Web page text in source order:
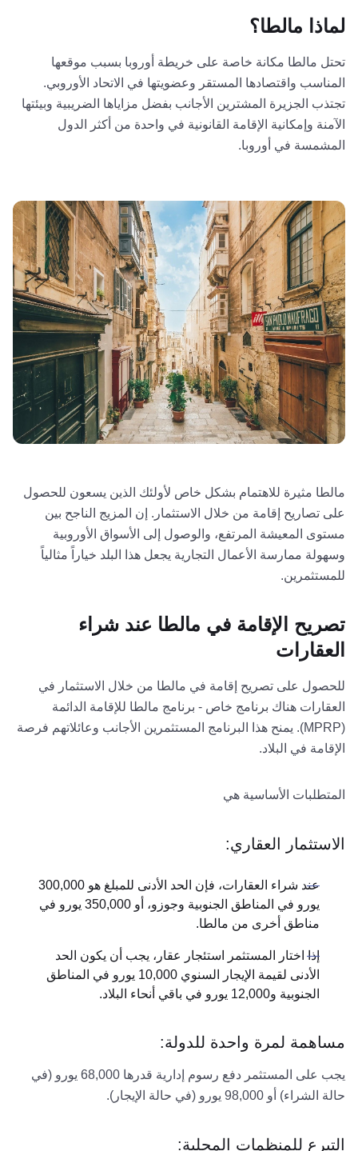
لماذا مالطا؟
تحتل مالطا مكانة خاصة على خريطة أوروبا بسبب موقعها
المناسب واقتصادها المستقر وعضويتها في الاتحاد الأوروبي.
تجتذب الجزيرة المشترين الأجانب بفضل مزاياها الضريبية وبيئتها
الآمنة وإمكانية الإقامة القانونية في واحدة من أكثر الدول
المشمسة في أوروبا.
مالطا مثيرة للاهتمام بشكل خاص لأولئك الذين يسعون للحصول
على تصاريح إقامة من خلال الاستثمار. إن المزيج الناجح بين
مستوى المعيشة المرتفع، والوصول إلى الأسواق الأوروبية
وسهولة ممارسة الأعمال التجارية يجعل هذا البلد خياراً مثالياً
للمستثمرين.
تصريح الإقامة في مالطا عند شراء
العقارات
للحصول على تصريح إقامة في مالطا من خلال الاستثمار في
العقارات هناك برنامج خاص - برنامج مالطا للإقامة الدائمة
(MPRP). يمنح هذا البرنامج المستثمرين الأجانب وعائلاتهم فرصة
الإقامة في البلاد.
المتطلبات الأساسية هي
الاستثمار العقاري:
عند شراء العقارات، فإن الحد الأدنى للمبلغ هو 300,000
يورو في المناطق الجنوبية وجوزو، أو 350,000 يورو في
مناطق أخرى من مالطا.
إذا اختار المستثمر استئجار عقار، يجب أن يكون الحد
الأدنى لقيمة الإيجار السنوي 10,000 يورو في المناطق
الجنوبية و12,000 يورو في باقي أنحاء البلاد.
مساهمة لمرة واحدة للدولة:
يجب على المستثمر دفع رسوم إدارية قدرها 68,000 يورو (في
حالة الشراء) أو 98,000 يورو (في حالة الإيجار).
التبرع للمنظمات المحلية: